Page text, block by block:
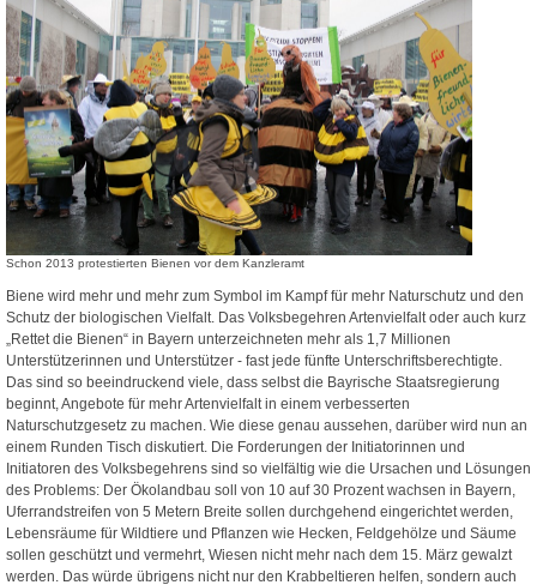
Schon 2013 protestierten Bienen vor dem Kanzleramt
Biene wird mehr und mehr zum Symbol im Kampf für mehr Naturschutz und den
Schutz der biologischen Vielfalt. Das Volksbegehren Artenvielfalt oder auch kurz
„Rettet die Bienen“ in Bayern unterzeichneten mehr als 1,7 Millionen
Unterstützerinnen und Unterstützer - fast jede fünfte Unterschriftsberechtigte.
Das sind so beeindruckend viele, dass selbst die Bayrische Staatsregierung
beginnt, Angebote für mehr Artenvielfalt in einem verbesserten
Naturschutzgesetz zu machen. Wie diese genau aussehen, darüber wird nun an
einem Runden Tisch diskutiert. Die Forderungen der Initiatorinnen und
Initiatoren des Volksbegehrens sind so vielfältig wie die Ursachen und Lösungen
des Problems: Der Ökolandbau soll von 10 auf 30 Prozent wachsen in Bayern,
Uferrandstreifen von 5 Metern Breite sollen durchgehend eingerichtet werden,
Lebensräume für Wildtiere und Pflanzen wie Hecken, Feldgehölze und Säume
sollen geschützt und vermehrt, Wiesen nicht mehr nach dem 15. März gewalzt
werden. Das würde übrigens nicht nur den Krabbeltieren helfen, sondern auch